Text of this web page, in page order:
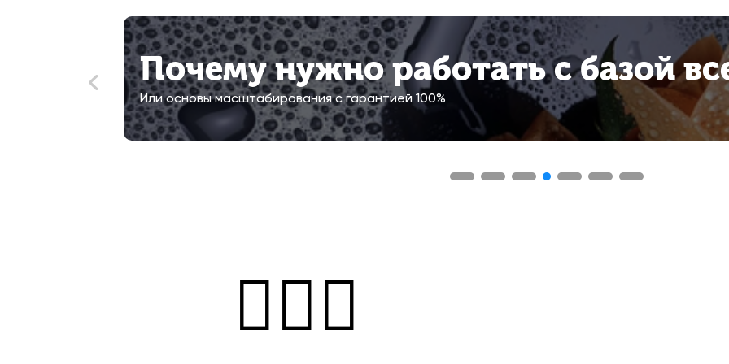
Почему нужно работать с базой
Или основы масштабирования с гарантией 100%
🏃🏼‍♀️